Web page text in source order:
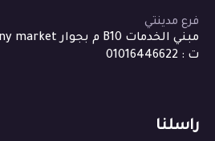
فرع مدينتي
مبني الخدمات B10 م بجوار penny market .
ت : 01016446622
راسلنا